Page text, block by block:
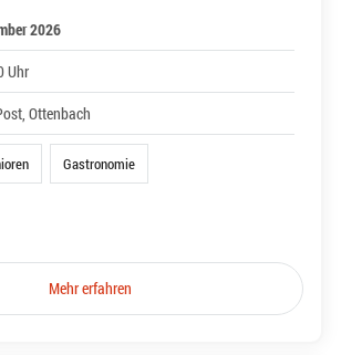
2026
Uhr
Ottenbach
Gastronomie
Mehr erfahren